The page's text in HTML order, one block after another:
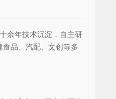
余年技术沉淀，自主研
品、汽配、文创等多